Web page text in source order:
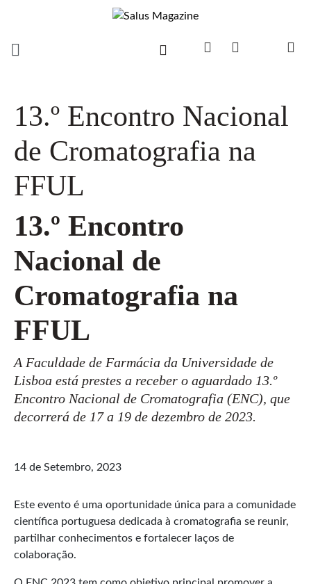
13.º Encontro Nacional
de Cromatografia na
FFUL
13.º Encontro
Nacional de
Cromatografia na
FFUL
A Faculdade de Farmácia da Universidade de
Lisboa está prestes a receber o aguardado 13.º
Encontro Nacional de Cromatografia (ENC), que
decorrerá de 17 a 19 de dezembro de 2023.
14 de Setembro, 2023
Este evento é uma oportunidade única para a comunidade
científica portuguesa dedicada à cromatografia se reunir,
partilhar conhecimentos e fortalecer laços de
colaboração.